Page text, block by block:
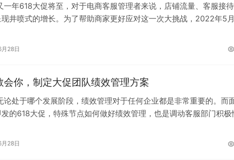
一年618大促将至，对于电商客服管理者来说，店铺流量、客服接
井喷式的增长。为了帮助商家更好应对这一次大挑战，2022年5
28日
会你，制定大促团队绩效管理方案
论处于哪个发展阶段，绩效管理对于任何企业都是非常重要的。而
的618大促，特殊节点如何做好绩效管理，也是调动客服部门积极
28日